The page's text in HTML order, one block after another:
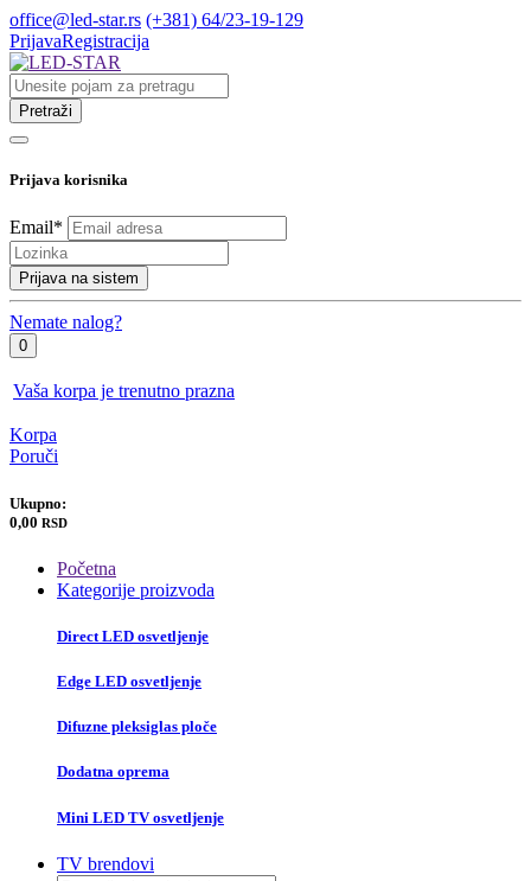
office@led-star.rs (+381) 64/23-19-129
PrijavaRegistracija
Pretraži
Prijava korisnika
Email*
Prijava na sistem
Nemate nalog?
0
Vaša korpa je trenutno prazna
Korpa
Poruči
Ukupno:
0,00 RSD
Početna
Kategorije proizvoda
Direct LED osvetljenje
Edge LED osvetljenje
Difuzne pleksiglas ploče
Dodatna oprema
Mini LED TV osvetljenje
TV brendovi